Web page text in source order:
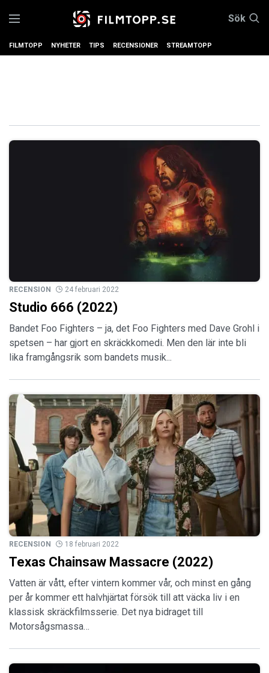
Sök
FILMTOPP NYHETER TIPS RECENSIONER STREAMTOPP
RECENSION 24 februari 2022
Studio 666 (2022)
Bandet Foo Fighters – ja, det Foo Fighters med Dave Grohl i
spetsen – har gjort en skräckkomedi. Men den lär inte bli
lika framgångsrik som bandets musik...
RECENSION 18 februari 2022
Texas Chainsaw Massacre (2022)
Vatten är vått, efter vintern kommer vår, och minst en gång
per år kommer ett halvhjärtat försök till att väcka liv i en
klassisk skräckfilmsserie. Det nya bidraget till
Motorsågsmassa…